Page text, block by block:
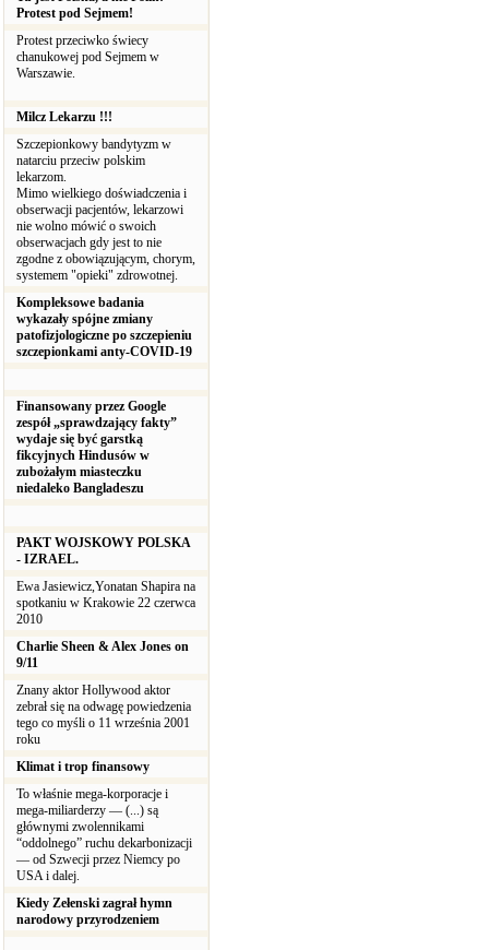
Protest pod Sejmem!
Protest przeciwko świecy
chanukowej pod Sejmem w
Warszawie.
Milcz Lekarzu !!!
Szczepionkowy bandytyzm w
natarciu przeciw polskim
lekarzom.
Mimo wielkiego doświadczenia i
obserwacji pacjentów, lekarzowi
nie wolno mówić o swoich
obserwacjach gdy jest to nie
zgodne z obowiązującym, chorym,
systemem "opieki" zdrowotnej.
Kompleksowe badania
wykazały spójne zmiany
patofizjologiczne po szczepieniu
szczepionkami anty-COVID-19
Finansowany przez Google
zespół „sprawdzający fakty”
wydaje się być garstką
fikcyjnych Hindusów w
zubożałym miasteczku
niedaleko Bangladeszu
PAKT WOJSKOWY POLSKA
- IZRAEL.
Ewa Jasiewicz,Yonatan Shapira na
spotkaniu w Krakowie 22 czerwca
2010
Charlie Sheen & Alex Jones on
9/11
Znany aktor Hollywood aktor
zebrał się na odwagę powiedzenia
tego co myśli o 11 września 2001
roku
Klimat i trop finansowy
To właśnie mega-korporacje i
mega-miliarderzy — (...) są
głównymi zwolennikami
“oddolnego” ruchu dekarbonizacji
— od Szwecji przez Niemcy po
USA i dalej.
Kiedy Zełenski zagrał hymn
narodowy przyrodzeniem